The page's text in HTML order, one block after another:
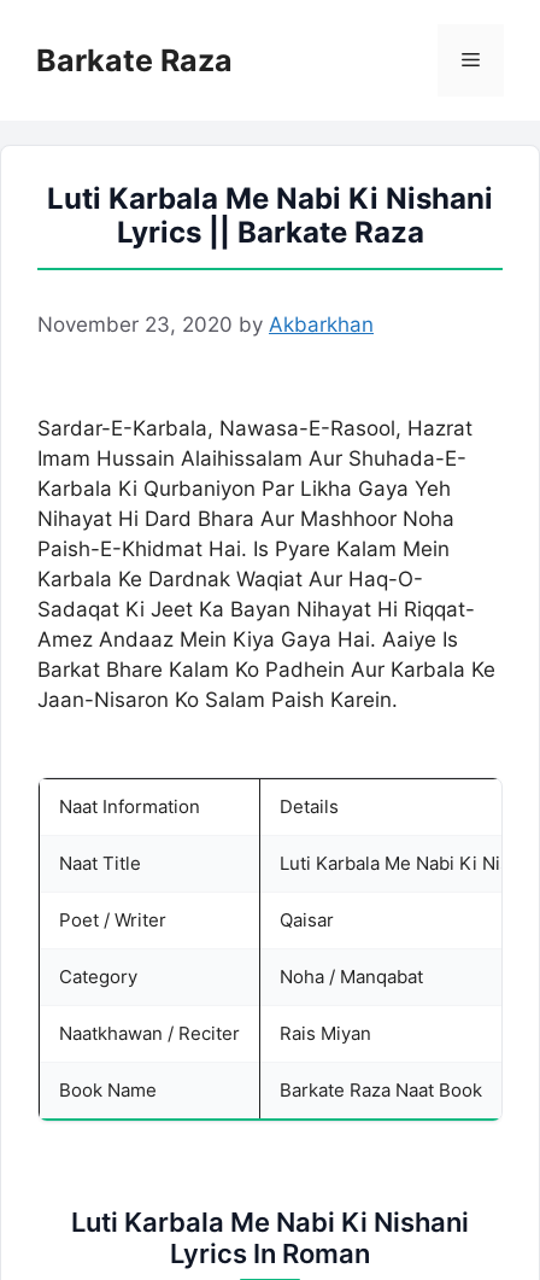
contentBarkate Raza Menu
Luti Karbala Me Nabi Ki Nishani
Lyrics || Barkate Raza
November 23, 2020 by Akbarkhan
Sardar-E-Karbala, Nawasa-E-Rasool, Hazrat
Imam Hussain Alaihissalam Aur Shuhada-E-
Karbala Ki Qurbaniyon Par Likha Gaya Yeh
Nihayat Hi Dard Bhara Aur Mashhoor Noha
Paish-E-Khidmat Hai. Is Pyare Kalam Mein
Karbala Ke Dardnak Waqiat Aur Haq-O-
Sadaqat Ki Jeet Ka Bayan Nihayat Hi Riqqat-
Amez Andaaz Mein Kiya Gaya Hai. Aaiye Is
Barkat Bhare Kalam Ko Padhein Aur Karbala Ke
Jaan-Nisaron Ko Salam Paish Karein.
Naat Information Details
Naat Title Luti Karbala Me Nabi Ki
Poet / Writer Qaisar
Category Noha / Manqabat
Naatkhawan / Reciter Rais Miyan
Book Name Barkate Raza Naat Book
Luti Karbala Me Nabi Ki Nishani
Lyrics In Roman